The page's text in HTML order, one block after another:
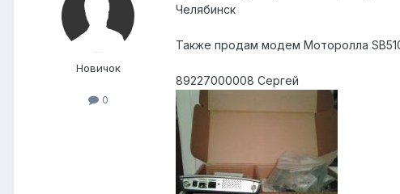
Новичок
0
Челябинск
Также продам модем Моторолла
89227000008 Сергей